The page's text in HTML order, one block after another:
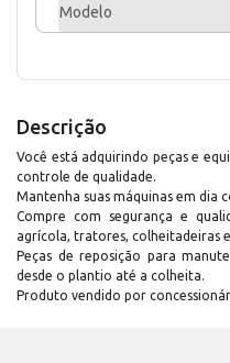
Modelo
Descrição
Você está adquirindo peças e
controle de qualidade.
Mantenha suas máquinas em dia
Compre com segurança e
agrícola, tratores, colheitadeiras
Peças de reposição para
desde o plantio até a colheita.
Produto vendido por